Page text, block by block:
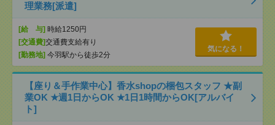
理業務[派遣]
[給 与] 時給1250円
[交通費]交通費支給有り
[勤務地] 今羽駅から徒歩2分
気になる！
【座り＆手作業中心】香水shopの梱包スタッフ ★副
業OK ★週1日からOK ★1日1時間からOK[アルバイ
ト]